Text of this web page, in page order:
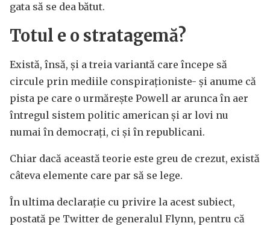
gata să se dea bătut.
Totul e o stratagemă?
Există, însă, și a treia variantă care începe să
circule prin mediile conspiraționiste- și anume că
pista pe care o urmărește Powell ar arunca în aer
întregul sistem politic american și ar lovi nu
numai în democrați, ci și în republicani.
Chiar dacă această teorie este greu de crezut, există
câteva elemente care par să se lege.
În ultima declarație cu privire la acest subiect,
postată pe Twitter de generalul Flynn, pentru că